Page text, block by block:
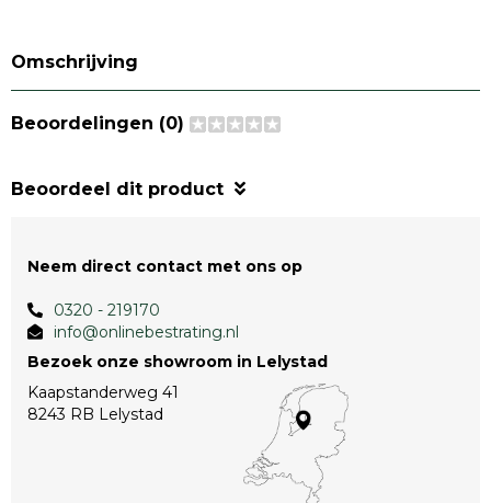
Omschrijving
Beoordelingen (0)
Beoordeel dit product
Neem direct contact met ons op
0320 - 219170
info@onlinebestrating.nl
Bezoek onze showroom in Lelystad
Kaapstanderweg 41
8243 RB Lelystad